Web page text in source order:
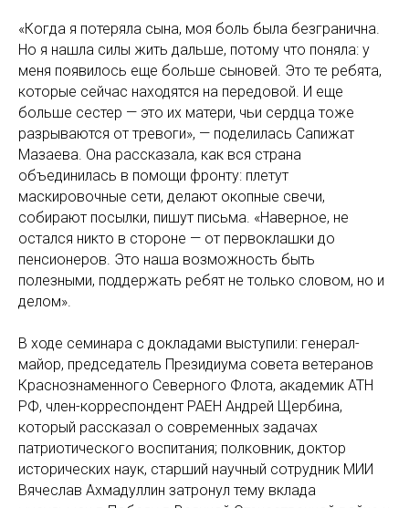
«Когда я потеряла сына, моя боль была безгранична.
Но я нашла силы жить дальше, потому что поняла: у
меня появилось еще больше сыновей. Это те ребята,
которые сейчас находятся на передовой. И еще
больше сестер — это их матери, чьи сердца тоже
разрываются от тревоги», — поделилась Сапижат
Мазаева. Она рассказала, как вся страна
объединилась в помощи фронту: плетут
маскировочные сети, делают окопные свечи,
собирают посылки, пишут письма. «Наверное, не
остался никто в стороне — от первоклашки до
пенсионеров. Это наша возможность быть
полезными, поддержать ребят не только словом, но и
делом».
В ходе семинара с докладами выступили: генерал-
майор, председатель Президиума совета ветеранов
Краснознаменного Северного Флота, академик АТН
РФ, член-корреспондент РАЕН Андрей Щербина,
который рассказал о современных задачах
патриотического воспитания; полковник, доктор
исторических наук, старший научный сотрудник МИИ
Вячеслав Ахмадуллин затронул тему вклада